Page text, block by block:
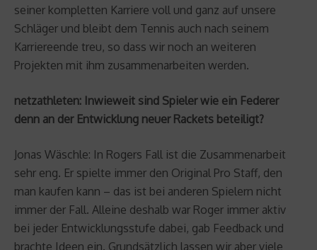
seiner kompletten Karriere voll und ganz auf unsere
Schläger und bleibt dem Tennis auch nach seinem
Karriereende treu, so dass wir noch an weiteren
Projekten mit ihm zusammenarbeiten werden.
netzathleten: Inwieweit sind Spieler wie ein Federer
denn an der Entwicklung neuer Rackets beteiligt?
Jonas Wäschle: In Rogers Fall ist die Zusammenarbeit
sehr eng. Er spielte immer den Original Pro Staff, den
man kaufen kann – das ist bei anderen Spielern nicht
immer der Fall. Alleine deshalb war Roger immer aktiv
bei jeder Entwicklungsstufe dabei, gab Feedback und
brachte Ideen ein. Grundsätzlich lassen wir aber viele